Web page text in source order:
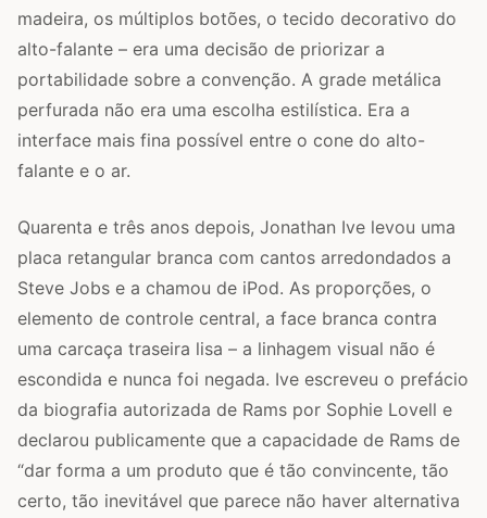
madeira, os múltiplos botões, o tecido decorativo do
alto-falante – era uma decisão de priorizar a
portabilidade sobre a convenção. A grade metálica
perfurada não era uma escolha estilística. Era a
interface mais fina possível entre o cone do alto-
falante e o ar.
Quarenta e três anos depois, Jonathan Ive levou uma
placa retangular branca com cantos arredondados a
Steve Jobs e a chamou de iPod. As proporções, o
elemento de controle central, a face branca contra
uma carcaça traseira lisa – a linhagem visual não é
escondida e nunca foi negada. Ive escreveu o prefácio
da biografia autorizada de Rams por Sophie Lovell e
declarou publicamente que a capacidade de Rams de
“dar forma a um produto que é tão convincente, tão
certo, tão inevitável que parece não haver alternativa